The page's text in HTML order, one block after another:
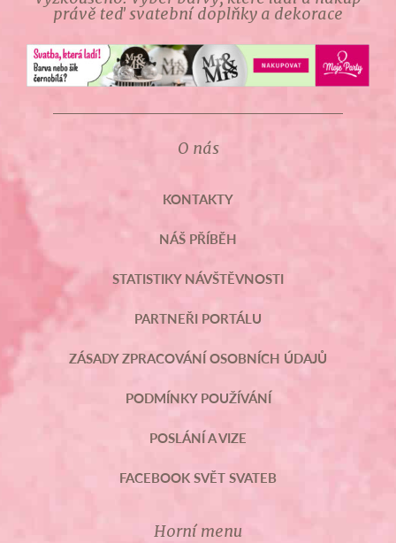
právě teď svatební doplňky a dekorace
O nás
KONTAKTY
NÁŠ PŘÍBĚH
STATISTIKY NÁVŠTĚVNOSTI
PARTNEŘI PORTÁLU
ZÁSADY ZPRACOVÁNÍ OSOBNÍCH ÚDAJŮ
PODMÍNKY POUŽÍVÁNÍ
POSLÁNÍ A VIZE
FACEBOOK SVĚT SVATEB
Horní menu